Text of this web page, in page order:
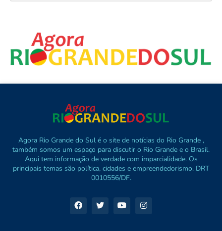
Agora Rio Grande do Sul é o site de notícias do Rio Grande ,
também somos um espaço para discutir o Rio Grande e o Brasil.
Aqui tem informação de verdade com imparcialidade. Os
principais temas são política, cidades e empreendedorismo. DRT
0010556/DF.